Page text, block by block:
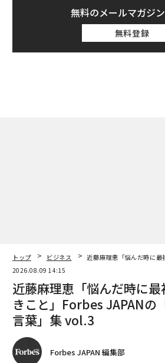
無料のメールマガジ
無料登録
トップ ビジネス
近藤麻理恵「悩んだ時に
2026.08.09 14:15
近藤麻理恵「悩んだ時に
きこと」Forbes JAPANの
言葉」集 vol.3
Forbes JAPAN 編集部